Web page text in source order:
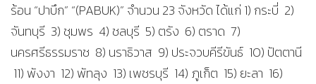
ร้อน “ปาบึก” “(PABUK)” จำนวน 23 จังหวัด ได้แก่ 1) กระบี่ 2)
จันทบุรี 3) ชุมพร 4) ชลบุรี 5) ตรัง 6) ตราด 7)
นครศรีธรรมราช 8) นราธิวาส 9) ประจวบคีรีขันธ์ 10) ปัตตานี
11) พังงา 12) พัทลุง 13) เพชรบุรี 14) ภูเก็ต 15) ยะลา 16)